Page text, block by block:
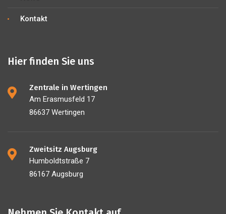
Kontakt
Hier finden Sie uns
Zentrale in Wertingen
Am Erasmusfeld 17
86637 Wertingen
Zweitsitz Augsburg
Humboldtstraße 7
86167 Augsburg